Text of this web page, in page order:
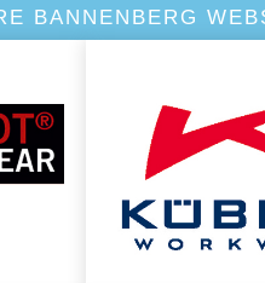
BANNENBERG